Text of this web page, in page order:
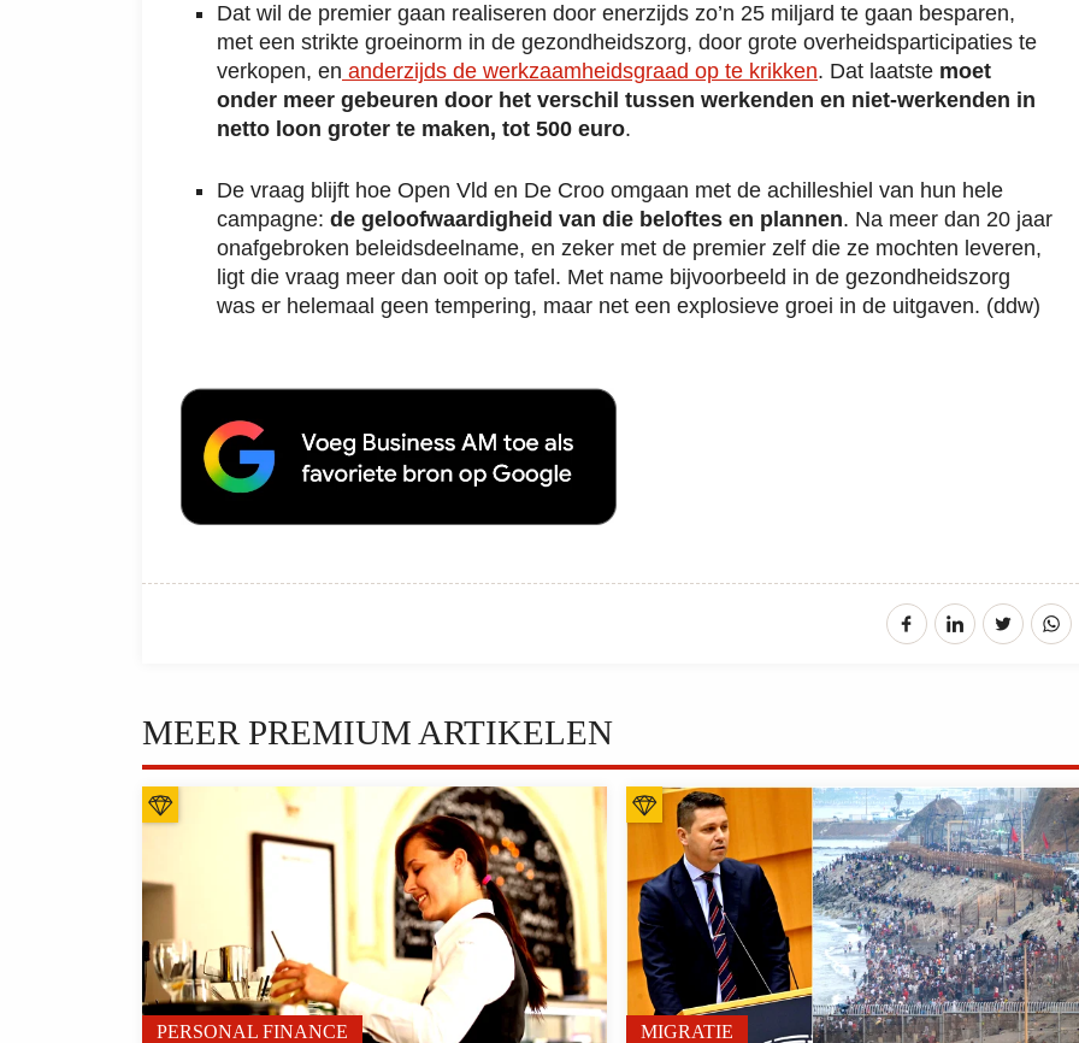
Dat wil de premier gaan realiseren door enerzijds zo’n 25 miljard te gaan besparen,
met een strikte groeinorm in de gezondheidszorg, door grote overheidsparticipaties te
verkopen, en anderzijds de werkzaamheidsgraad op te krikken. Dat laatste moet
onder meer gebeuren door het verschil tussen werkenden en niet-werkenden in
netto loon groter te maken, tot 500 euro.
De vraag blijft hoe Open Vld en De Croo omgaan met de achilleshiel van hun hele
campagne: de geloofwaardigheid van die beloftes en plannen. Na meer dan 20 jaar
onafgebroken beleidsdeelname, en zeker met de premier zelf die ze mochten leveren,
ligt die vraag meer dan ooit op tafel. Met name bijvoorbeeld in de gezondheidszorg
was er helemaal geen tempering, maar net een explosieve groei in de uitgaven. (ddw)
MEER PREMIUM ARTIKELEN
PERSONAL FINANCE MIGRATIE